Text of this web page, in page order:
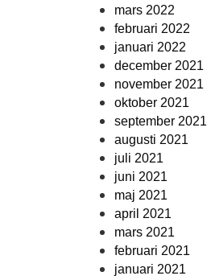
mars 2022
februari 2022
januari 2022
december 2021
november 2021
oktober 2021
september 2021
augusti 2021
juli 2021
juni 2021
maj 2021
april 2021
mars 2021
februari 2021
januari 2021